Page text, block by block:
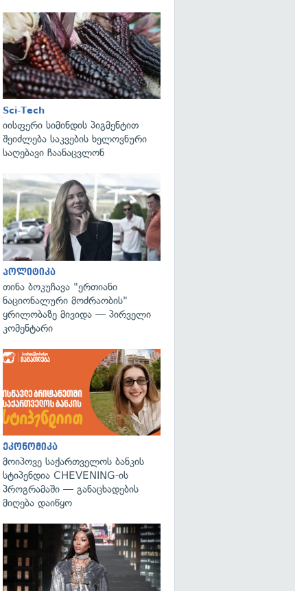
გადახედვა
გადახედვა
Sci-Tech
იისფერი სიმინდის პიგმენტით
შეიძლება საკვების ხელოვნური
საღებავი ჩაანაცვლონ
პოლიტიკა
თინა ბოკუჩავა "ერთიანი
ნაციონალური მოძრაობის"
ყრილობაზე მივიდა — პირველი
კომენტარი
ეკონომიკა
მოიპოვე საქართველოს ბანკის
სტიპენდია CHEVENING-ის
პროგრამაში — განაცხადების
მიღება დაიწყო